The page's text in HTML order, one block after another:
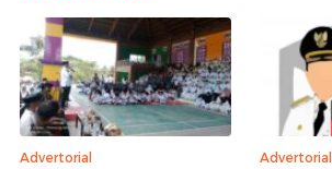
Advertorial Advertorial